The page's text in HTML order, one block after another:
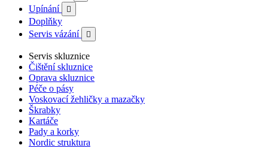
Upínání 
Doplňky
Servis vázání

Servis skluznice
Čištění skluznice
Oprava skluznice
Péče o pásy
Voskovací žehličky a mazačky
Škrabky
Kartáče
Pady a korky
Nordic struktura